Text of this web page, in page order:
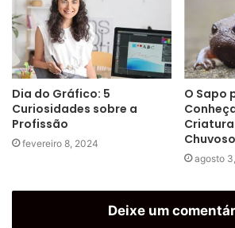
Dia do Gráfico: 5
Curiosidades sobre a
Profissão
fevereiro 8, 2024
O Sapo
agosto
Deixe um